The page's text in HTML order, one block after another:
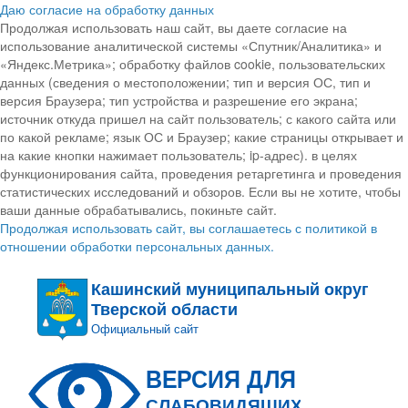
Даю согласие на обработку данных
Продолжая использовать наш сайт, вы даете согласие на
использование аналитической системы «Спутник/Аналитика» и
«Яндекс.Метрика»; обработку файлов cookie, пользовательских
данных (сведения о местоположении; тип и версия ОС, тип и
версия Браузера; тип устройства и разрешение его экрана;
источник откуда пришел на сайт пользователь; с какого сайта или
по какой рекламе; язык ОС и Браузер; какие страницы открывает и
на какие кнопки нажимает пользователь; ip-адрес). в целях
функционирования сайта, проведения ретаргетинга и проведения
статистических исследований и обзоров. Если вы не хотите, чтобы
ваши данные обрабатывались, покиньте сайт.
Продолжая использовать сайт, вы соглашаетесь с политикой в
отношении обработки персональных данных.